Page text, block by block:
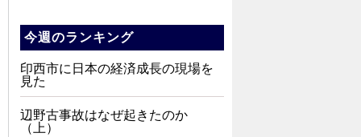
今週のランキング
印西市に日本の経済成長の現場を
見た
辺野古事故はなぜ起きたのか
（上）